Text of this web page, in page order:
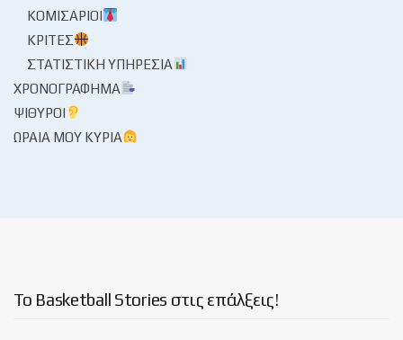
ΚΟΜΙΣΆΡΙΟΙ
ΚΡΙΤΈΣ
ΣΤΑΤΙΣΤΙΚΉ ΥΠΗΡΕΣΊΑ
ΧΡΟΝΟΓΡΆΦΗΜΑ
ΨΊΘΥΡΟΙ
ΩΡΑΊΑ ΜΟΥ ΚΥΡΊΑ
Το Basketball Stories στις επάλξεις!